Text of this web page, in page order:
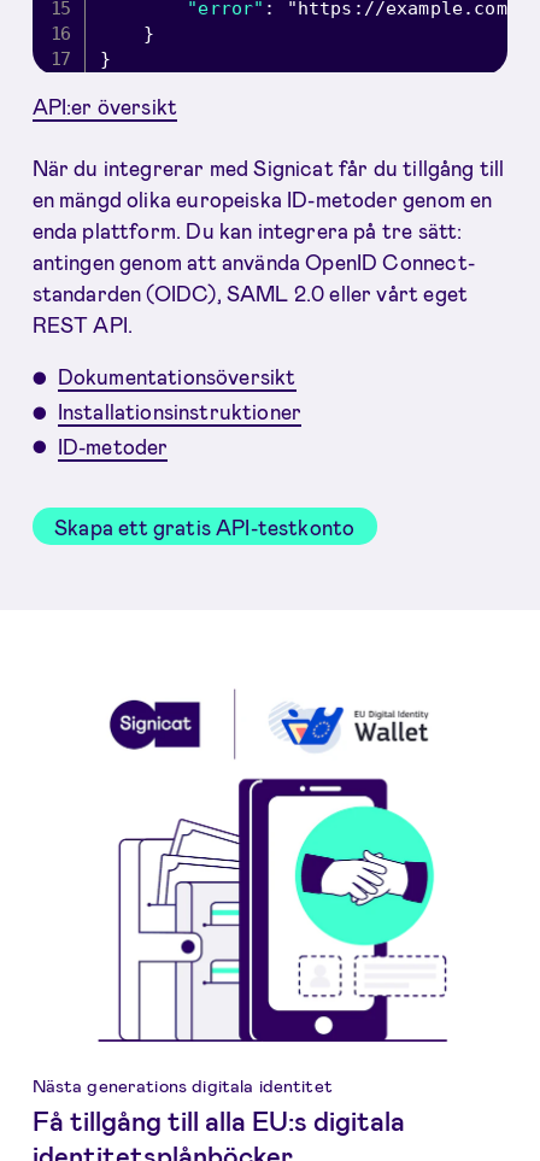
"error" :
"https://example.com/
}
}
API:er översikt
När du integrerar med Signicat får du tillgång till
en mängd olika europeiska ID-metoder genom en
enda plattform. Du kan integrera på tre sätt:
antingen genom att använda OpenID Connect-
standarden (OIDC), SAML 2.0 eller vårt eget
REST API.
Dokumentationsöversikt
Installationsinstruktioner
ID-metoder
Skapa ett gratis API-testkonto
Nästa generations digitala identitet
Få tillgång till alla EU:s digitala
identitetsplånböcker